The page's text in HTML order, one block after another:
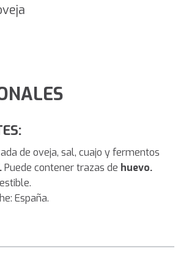
de oveja, sal, cuajo y fermentos
Puede contener trazas de huevo.
España.